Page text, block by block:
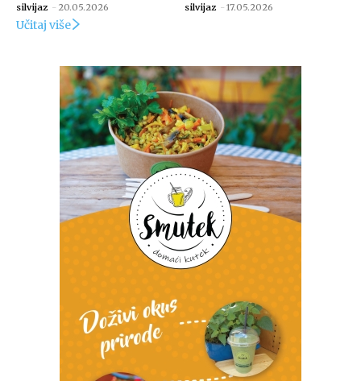
silvijaz - 20.05.2026 silvijaz - 17.05.2026
Učitaj više